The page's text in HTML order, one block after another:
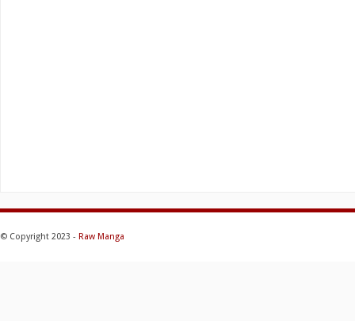
© Copyright 2023 - Raw Manga